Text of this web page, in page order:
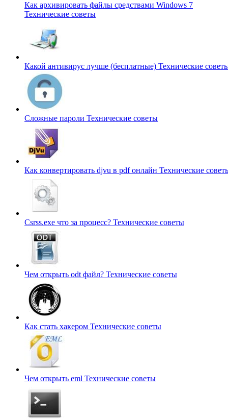
Как архивировать файлы средствами Windows 7
Технические советы
Какой антивирус лучше (бесплатные) Технические
Сложные пароли Технические советы
Как конвертировать djvu в pdf онлайн Технические
Csrss.exe что за процесс? Технические советы
Чем открыть odt файл? Технические советы
Как стать хакером Технические советы
Чем открыть eml Технические советы